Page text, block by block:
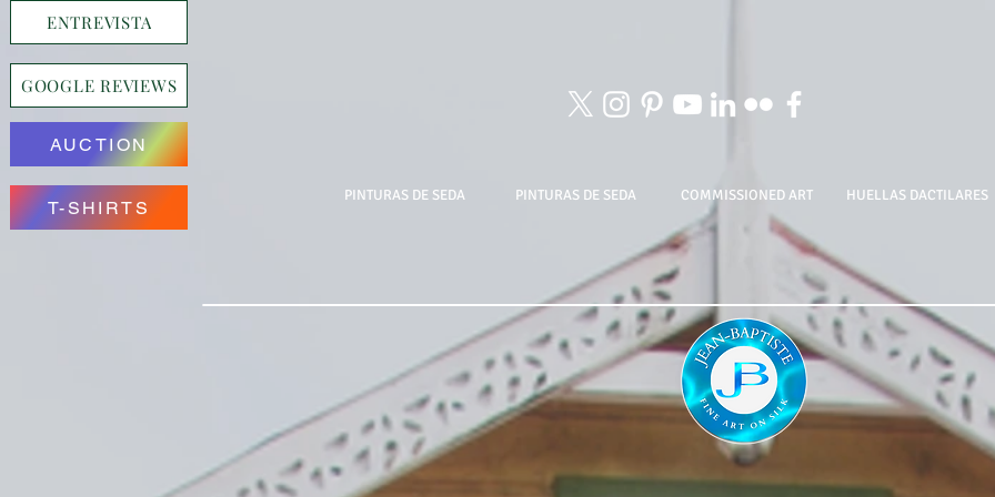
ENTREVISTA
GOOGLE REVIEWS
AUCTION
T-SHIRTS
PINTURAS DE SEDA PINTURAS DE SEDA COMMISSIONED ART HUELLAS DACTILARES